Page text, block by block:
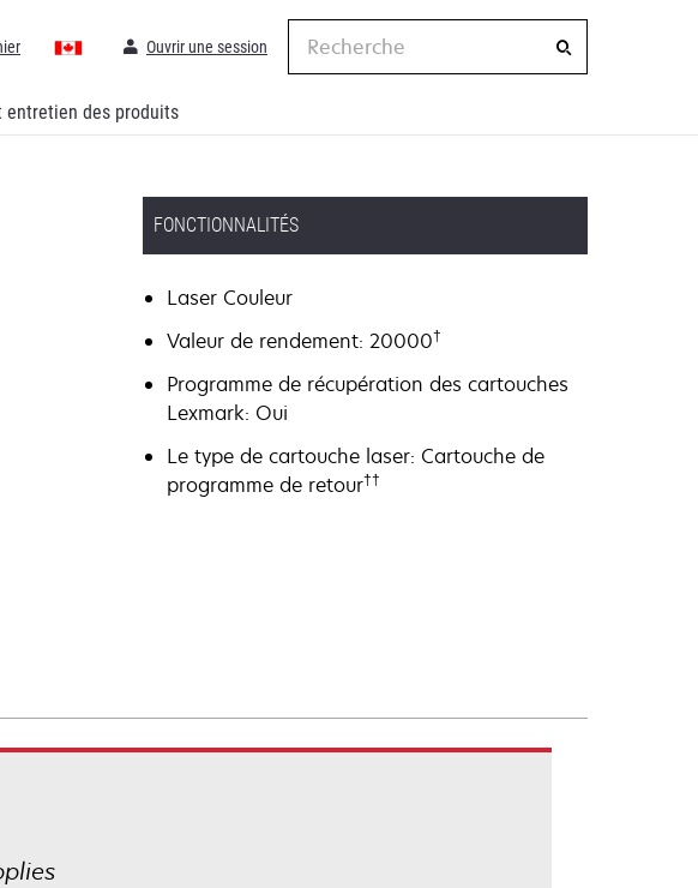
entretien des produits
Recherche
Ouvrir une session
FONCTIONNALITÉS
Laser Couleur
Valeur de rendement: 20000†
Programme de récupération des cartouches
Lexmark: Oui
Le type de cartouche laser: Cartouche de
programme de retour††